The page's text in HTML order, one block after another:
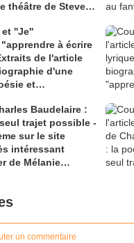
et politique''.
: texte de
repris sur
réunis par
''Je''
de l'article
d'une
et
site de
Martine Broda "
Baudelaire :
trajet possible -
sur le site
bing
un commentaire